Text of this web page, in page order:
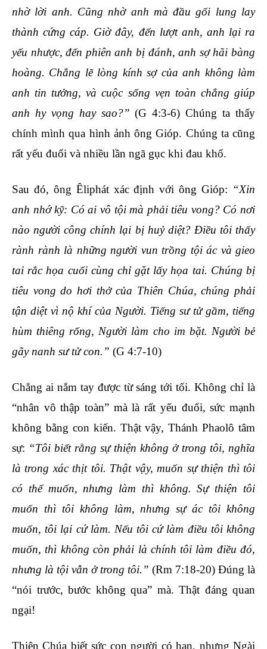
nhờ lời anh. Cũng nhờ anh mà đầu gối lung lay
thành cứng cáp. Giờ đây, đến lượt anh, anh lại ra
yếu nhược, đến phiên anh bị đánh, anh sợ hãi bàng
hoàng. Chẳng lẽ lòng kính sợ của anh không làm
anh tin tưởng, và cuộc sống vẹn toàn chẳng giúp
anh hy vọng hay sao?” (G 4:3-6) Chúng ta thấy
chính mình qua hình ảnh ông Gióp. Chúng ta cũng
rất yếu đuối và nhiều lần ngã gục khi đau khổ.
Sau đó, ông Êliphát xác định với ông Gióp: “Xin
anh nhớ kỹ: Có ai vô tội mà phải tiêu vong? Có nơi
nào người công chính lại bị huỷ diệt? Điều tôi thấy
rành rành là những người vun trồng tội ác và gieo
tai rắc họa cuối cùng chỉ gặt lấy họa tai. Chúng bị
tiêu vong do hơi thở của Thiên Chúa, chúng phải
tận diệt vì nộ khí của Người. Tiếng sư tử gầm, tiếng
hùm thiêng rống, Người làm cho im bặt. Người bẻ
gãy nanh sư tử con.” (G 4:7-10)
Chẳng ai nắm tay được từ sáng tới tối. Không chỉ là
“nhân vô thập toàn” mà là rất yếu đuối, sức mạnh
không bằng con kiến. Thật vậy, Thánh Phaolô tâm
sự: “Tôi biết rằng sự thiện không ở trong tôi, nghĩa
là trong xác thịt tôi. Thật vậy, muốn sự thiện thì tôi
có thể muốn, nhưng làm thì không. Sự thiện tôi
muốn thì tôi không làm, nhưng sự ác tôi không
muốn, tôi lại cứ làm. Nếu tôi cứ làm điều tôi không
muốn, thì không còn phải là chính tôi làm điều đó,
nhưng là tội vẫn ở trong tôi.” (Rm 7:18-20) Đúng là
“nói trước, bước không qua” mà. Thật đáng quan
ngại!
Thiên Chúa biết sức con người có hạn, nhưng Ngài